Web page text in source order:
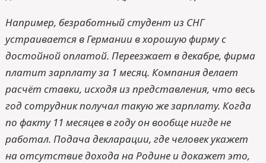
Например, безработный студент из СНГ
устраивается в Германии в хорошую фирму с
достойной оплатой. Переезжает в декабре, фирма
платит зарплату за 1 месяц. Компания делает
расчёт ставки, исходя из представления, что весь
год сотрудник получал такую же зарплату. Когда
по факту 11 месяцев в году он вообще нигде не
работал. Подача декларации, где человек укажет
на отсутствие дохода на Родине и докажет это,